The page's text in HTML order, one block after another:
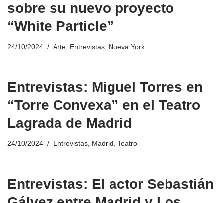
sobre su nuevo proyecto
“White Particle”
24/10/2024 Arte Entrevistas Nueva York
Entrevistas: Miguel Torres en
“Torre Convexa” en el Teatro
Lagrada de Madrid
24/10/2024 Entrevistas Madrid Teatro
Entrevistas: El actor Sebastián